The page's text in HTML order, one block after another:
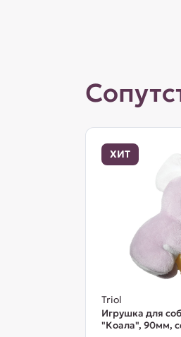
ХИТ
Triol
Игрушка для
"Коала", 90мм,